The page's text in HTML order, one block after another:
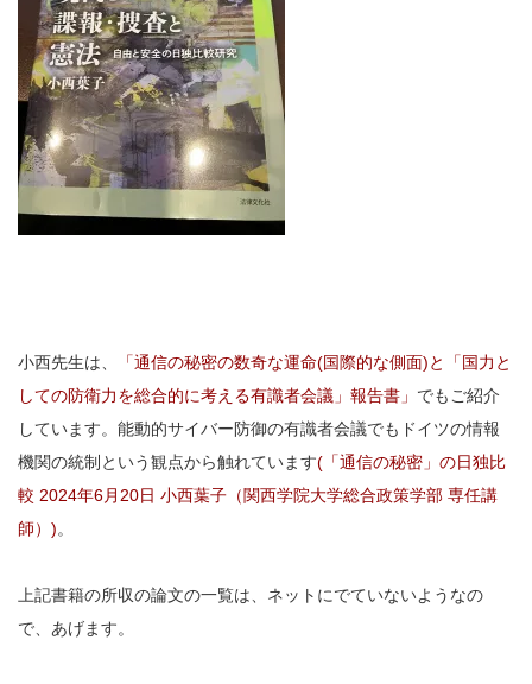
小西先生は、
「通信の秘密の数奇な運命(国際的な側面)と「国力と
しての防衛力を総合的に考える有識者会議」報告書」 でもご紹介
しています。能動的サイバー防御の有識者会議でもドイツの情報
機関の統制という観点から触れています(「通信の秘密」の日独比
較 2024年6月20日 小西葉子（関西学院大学総合政策学部 専任講
師）)。
上記書籍の所収の論文の一覧は、ネットにでていないようなの
で、あげます。